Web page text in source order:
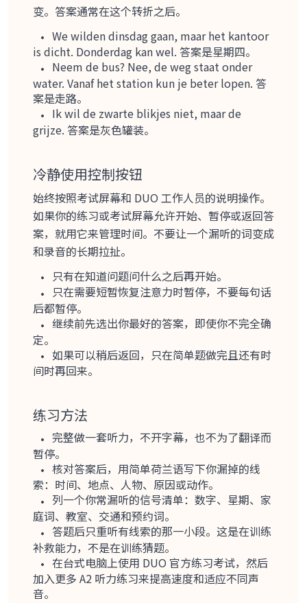
变。答案通常在这个转折之后。
We wilden dinsdag gaan, maar het kantoor
is dicht. Donderdag kan wel. 答案是星期四。
Neem de bus? Nee, de weg staat onder
water. Vanaf het station kun je beter lopen. 答
案是走路。
Ik wil de zwarte blikjes niet, maar de
grijze. 答案是灰色罐装。
冷静使用控制按钮
始终按照考试屏幕和 DUO 工作人员的说明操作。
如果你的练习或考试屏幕允许开始、暂停或返回答
案，就用它来管理时间。不要让一个漏听的词变成
和录音的长期拉扯。
只有在知道问题问什么之后再开始。
只在需要短暂恢复注意力时暂停，不要每句话
后都暂停。
继续前先选出你最好的答案，即使你不完全确
定。
如果可以稍后返回，只在简单题做完且还有时
间时再回来。
练习方法
完整做一套听力，不开字幕，也不为了翻译而
暂停。
核对答案后，用简单荷兰语写下你漏掉的线
索：时间、地点、人物、原因或动作。
列一个你常漏听的信号清单：数字、星期、家
庭词、教室、交通和预约词。
答题后只重听有线索的那一小段。这是在训练
补救能力，不是在训练猜题。
在台式电脑上使用 DUO 官方练习考试，然后
加入更多 A2 听力练习来提高速度和适应不同声
音。